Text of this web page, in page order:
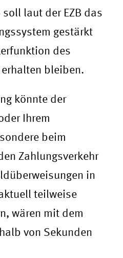
laut der EZB das
gestärkt
des
bleiben.
könnte der
Ihrem
beim
Zahlungsverkehr
in
teilweise
wären mit dem
von Sekunden